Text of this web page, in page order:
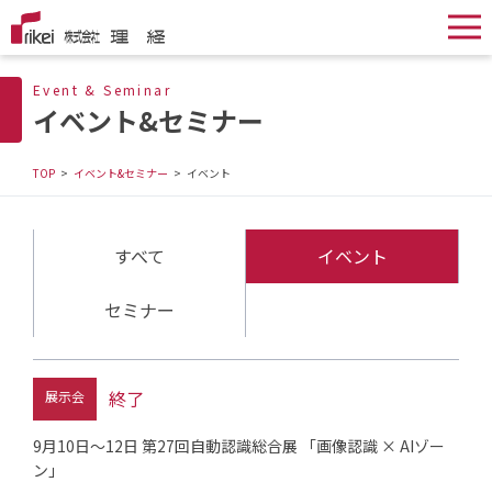
Event & Seminar
イベント&セミナー
TOP イベント&セミナー イベント
すべて イベント
セミナー
展示会 終了
9月10日～12日 第27回自動認識総合展 「画像認識 × AIゾー
ン」